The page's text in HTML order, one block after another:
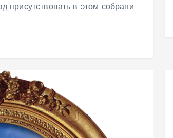
присутствовать в этом собрани